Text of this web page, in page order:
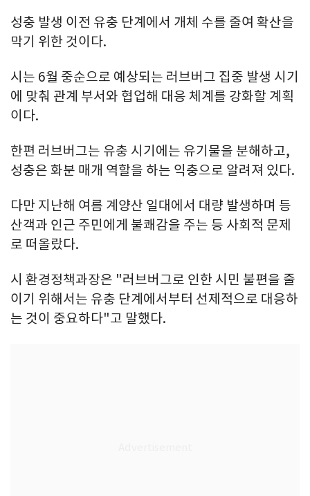
성충 발생 이전 유충 단계에서 개체 수를 줄여 확산을
막기 위한 것이다.
시는 6월 중순으로 예상되는 러브버그 집중 발생 시기
에 맞춰 관계 부서와 협업해 대응 체계를 강화할 계획
이다.
한편 러브버그는 유충 시기에는 유기물을 분해하고,
성충은 화분 매개 역할을 하는 익충으로 알려져 있다.
다만 지난해 여름 계양산 일대에서 대량 발생하며 등
산객과 인근 주민에게 불쾌감을 주는 등 사회적 문제
로 떠올랐다.
시 환경정책과장은 "러브버그로 인한 시민 불편을 줄
이기 위해서는 유충 단계에서부터 선제적으로 대응하
는 것이 중요하다"고 말했다.